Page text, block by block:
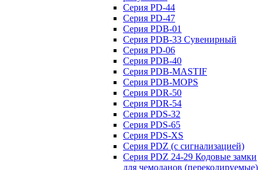
Серия PD-44
Серия PD-47
Серия PDB-01
Серия PDB-33 Сувенирный
Серия PD-06
Серия PDB-40
Серия PDB-MASTIF
Серия PDB-MOPS
Серия PDR-50
Серия PDR-54
Серия PDS-32
Серия PDS-65
Серия PDS-XS
Серия PDZ (с сигнализацией)
Серия PDZ 24-29 Кодовые замки
для чемоданов (перекодируемые)